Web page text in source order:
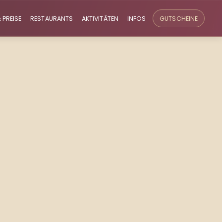
RESTAURANTS AKTIVITÄTEN INFOS GUTSCHEINE